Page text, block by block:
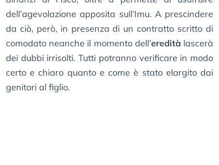
dell’agevolazione apposita sull’Imu. A prescindere
da ciò, però, in presenza di un contratto scritto di
comodato neanche il momento dell’eredità lascerà
dei dubbi irrisolti. Tutti potranno verificare in modo
certo e chiaro quanto e come è stato elargito dai
genitori al figlio.